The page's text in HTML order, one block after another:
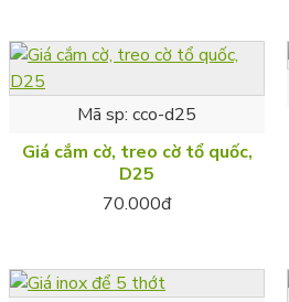
Mã sp: cco-d25
Giá cắm cờ, treo cờ tổ quốc,
D25
70.000đ